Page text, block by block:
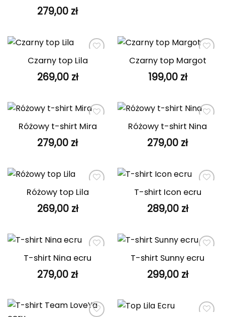
279,00 zł
Dodaj do
Czarny top Lila
269,00 zł
Dodaj do
ulubionych
Czarny top Margot
199,00 zł
Dodaj do
Różowy t-shirt Mira
279,00 zł
Dodaj do
Różowy t-shirt Nina
279,00 zł
Dodaj do
Różowy top Lila
269,00 zł
Dodaj do
T-shirt Icon ecru
289,00 zł
Dodaj do
T-shirt Nina ecru
279,00 zł
Dodaj do
ulubionych
T-shirt Sunny ecru
299,00 zł